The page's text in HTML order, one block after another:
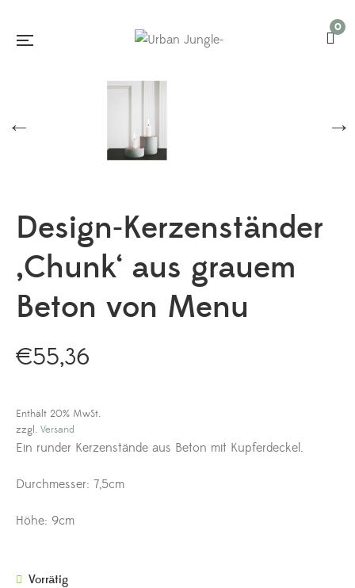
0
Design-Kerzenständer
‚Chunk‘ aus grauem
Beton von Menu
€55,36
Enthält 20% MwSt.
zzgl. Versand
Ein runder Kerzenstände aus Beton mit Kupferdeckel.
Durchmesser: 7,5cm
Höhe: 9cm
Vorrätig